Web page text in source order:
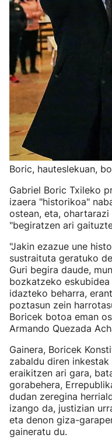
Boric, hauteslekuan,
Gabriel Boric Txileko
izaera "historikoa"
ostean, eta,
"begiratzen ari
"Jakin ezazue une
sustraituta geratuko
Guri begira daude,
bozkatzeko
idazteko beharra,
poztasun zein
Boricek botoa eman
Armando Quezada
Gainera, Boricek
zabaldu diren
eraikitzen ari gara,
gorabehera,
dudan zeregina
izango da, justizian
eta denon giza-
gaineratu du.